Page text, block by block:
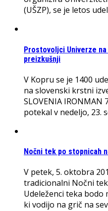
(UŠZP), se je letos
Prostovoljci Univerze
preizkušnji
V Kopru se je 1400
na slovenski krstni
SLOVENIA IRONMAN
potekal v nedeljo, 23.
Nočni tek po stopnicah
V petek, 5. oktobra
tradicionalni Nočni
Udeleženci teka
ki vodijo na grič na